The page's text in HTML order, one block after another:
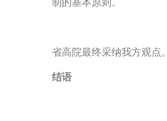
制的基本原则。
省高院最终采纳我方观点。
结语